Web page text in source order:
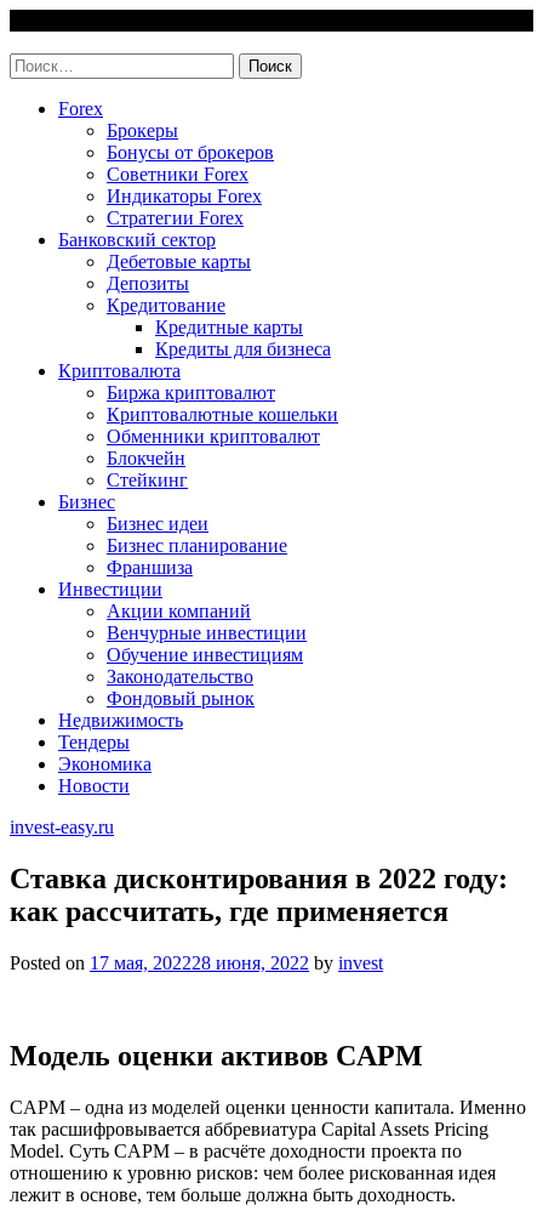
content
Найти:
Forex
Брокеры
Бонусы от брокеров
Советники Forex
Индикаторы Forex
Стратегии Forex
Банковский сектор
Дебетовые карты
Депозиты
Кредитование
Кредитные карты
Кредиты для бизнеса
Криптовалюта
Биржа криптовалют
Криптовалютные кошельки
Обменники криптовалют
Блокчейн
Стейкинг
Бизнес
Бизнес идеи
Бизнес планирование
Франшиза
Инвестиции
Акции компаний
Венчурные инвестиции
Обучение инвестициям
Законодательство
Фондовый рынок
Недвижимость
Тендеры
Экономика
Новости
invest-easy.ru
Ставка дисконтирования в 2022 году:
как рассчитать, где применяется
Posted on 17 мая, 202228 июня, 2022 by invest
Модель оценки активов CAPM
CAPM – одна из моделей оценки ценности капитала. Именно
так расшифровывается аббревиатура Capital Assets Pricing
Model. Суть CAPM – в расчёте доходности проекта по
отношению к уровню рисков: чем более рискованная идея
лежит в основе, тем больше должна быть доходность.